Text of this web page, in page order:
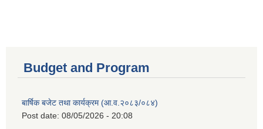
Budget and Program
बार्षिक बजेट तथा कार्यक्रम (आ.व.२०८३/०८४)
Post date: 08/05/2026 - 20:08